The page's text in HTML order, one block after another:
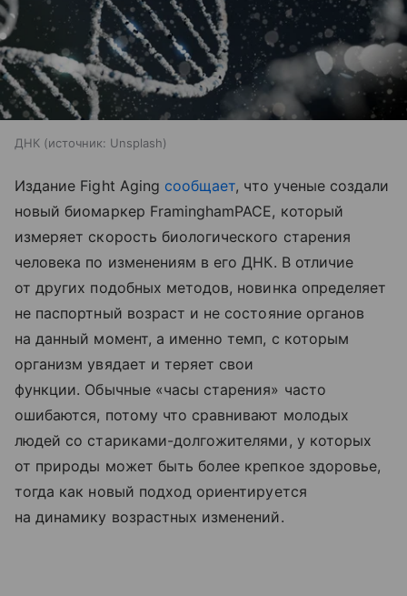
ДНК источник: Unsplash
Издание Fight Aging сообщает, что ученые создали
новый биомаркер FraminghamPACE, который
измеряет скорость биологического старения
человека по изменениям в его ДНК. В отличие
от других подобных методов, новинка определяет
не паспортный возраст и не состояние органов
на данный момент, а именно темп, с которым
организм увядает и теряет свои
функции. Обычные «часы старения» часто
ошибаются, потому что сравнивают молодых
людей со стариками-долгожителями, у которых
от природы может быть более крепкое здоровье,
тогда как новый подход ориентируется
на динамику возрастных изменений.